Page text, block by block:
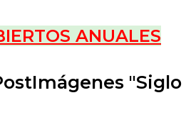
ANUALES
Imágenes "Siglo